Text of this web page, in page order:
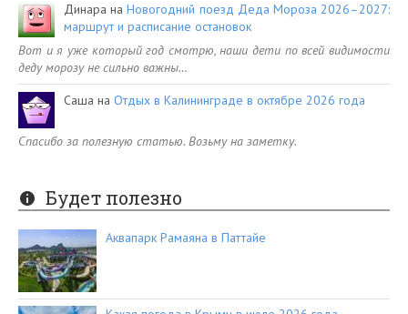
Динара наНовогодний поезд Деда Мороза 2026–2027:
маршрут и расписание остановок
Вот и я уже который год смотрю, наши дети по всей видимости
деду морозу не сильно важны…
Саша на Отдых в Калининграде в октябре 2026 года
Спасибо за полезную статью. Возьму на заметку.
Будет полезно
Аквапарк Рамаяна в Паттайе